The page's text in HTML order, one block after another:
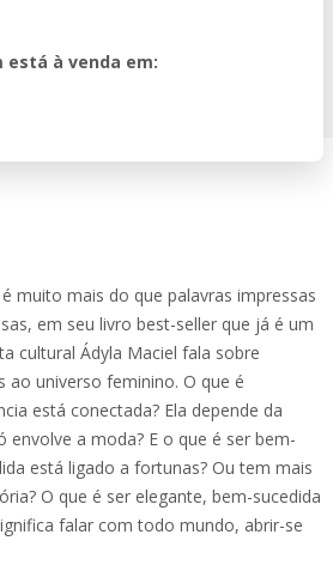
está à venda em:
muito mais do que palavras impressas
em seu livro best-seller que já é um
cultural Ádyla Maciel fala sobre
ao universo feminino. O que é
está conectada? Ela depende da
envolve a moda? E o que é ser bem-
está ligado a fortunas? Ou tem mais
O que é ser elegante, bem-sucedida
falar com todo mundo, abrir-se